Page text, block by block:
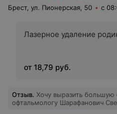
Брест, ул. Пионерская, 50 с
Лазерное удаление
от 18,79 руб.
Отзыв. Хочу выразить большую
офтальмологу Шарафанович